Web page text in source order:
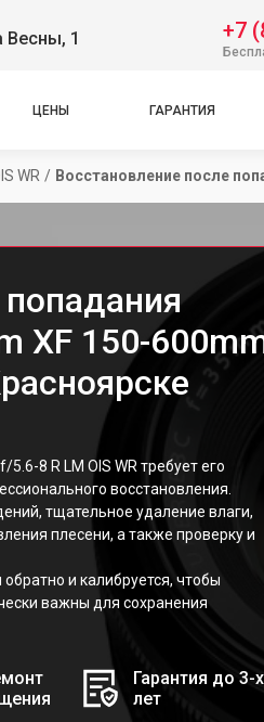
Весны, 1 +7
ЦЕНЫ ГАРАНТИЯ
WR / Восстановление после
XF 150-
8 R LM OIS WR требует его
восстановления.
тщательное удаление влаги,
плесени, а также проверку и
и калибруется, чтобы
важны для сохранения
Гарантия до 3-х
лет